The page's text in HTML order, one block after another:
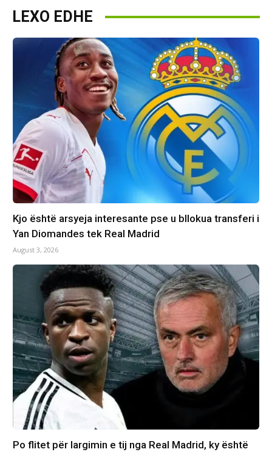
LEXO EDHE
Kjo është arsyeja interesante pse u bllokua transferi i
Yan Diomandes tek Real Madrid
August 3, 2026
Po flitet për largimin e tij nga Real Madrid, ky është